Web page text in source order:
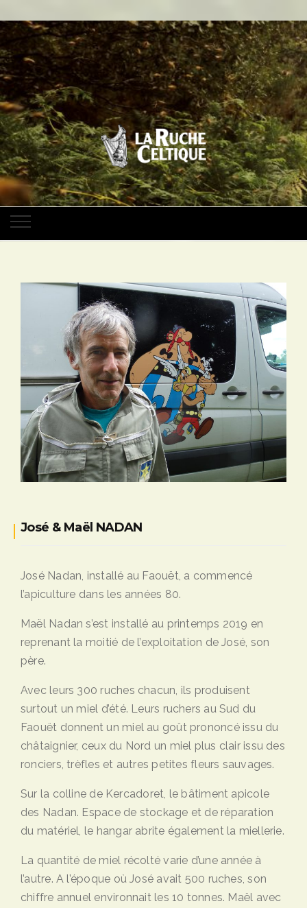
La Ruche
bretons et
du grand
ouest
Coopérative d'apiculteurs bretons et du Grand-Ouest
José & Maël NADAN
José Nadan, installé au Faouët, a commencé
l’apiculture dans les années 80.
Maël Nadan s’est installé au printemps 2019 en
reprenant la moitié de l’exploitation de José, son
père.
Avec leurs 300 ruches chacun, ils produisent
surtout un miel d’été. Leurs ruchers au Sud du
Faouët donnent un miel au goût prononcé issu du
châtaignier, ceux du Nord un miel plus clair issu des
ronciers, trèfles et autres petites fleurs sauvages.
Sur la colline de Kercadoret, le bâtiment apicole
des Nadan. Espace de stockage et de réparation
du matériel, le hangar abrite également la miellerie.
La quantité de miel récolté varie d’une année à
l’autre. A l’époque où José avait 500 ruches, son
chiffre annuel environnait les 10 tonnes. Maël avec